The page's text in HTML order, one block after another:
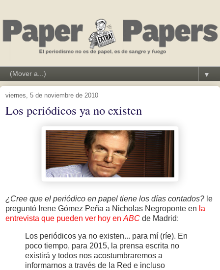
▼
viernes, 5 de noviembre de 2010
Los periódicos ya no existen
¿Cree que el periódico en papel tiene los días contados? le
preguntó Irene Gómez Peña a Nicholas Negroponte en la
entrevista que pueden ver hoy en ABC de Madrid:
Los periódicos ya no existen... para mí (ríe). En
poco tiempo, para 2015, la prensa escrita no
existirá y todos nos acostumbraremos a
informarnos a través de la Red e incluso